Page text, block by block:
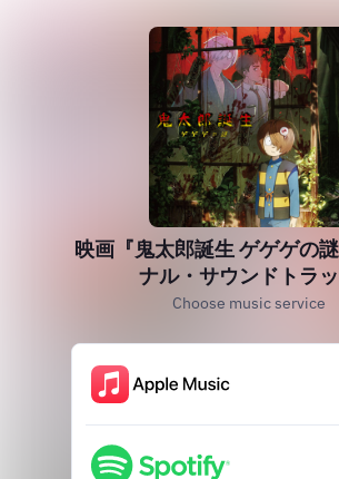
映画『鬼太郎誕生 ゲゲゲの
ナル・サウンドトラ
Choose music service